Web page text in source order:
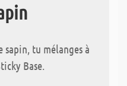
sapin, tu mélanges à
Base.